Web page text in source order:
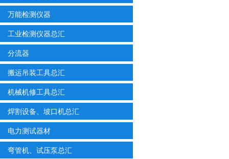
万能检测仪器
工业检测仪器总汇
分流器
搬运吊装工具总汇
机械机修工具总汇
焊割设备、坡口机总汇
电力测试器材
弯管机、试压泵总汇